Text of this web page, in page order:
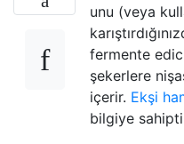
unu (veya
fermente
şekerlere
içerir. Ekşi
bilgiye